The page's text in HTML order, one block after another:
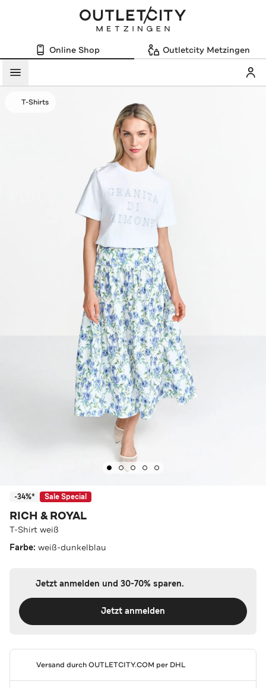
Online Shop Outletcity Metzingen
Menü
T-Shirts
-34%* Sale Special
RICH & ROYAL
T-Shirt weiß
Farbe: weiß-dunkelblau
Jetzt anmelden und 30-70% sparen.
Jetzt anmelden
Versand durchOUTLETCITY.COM per DHL